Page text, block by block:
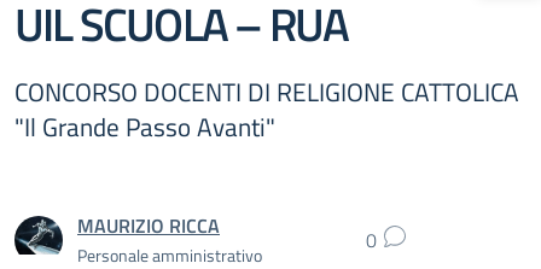
UIL SCUOLA – RUA
CONCORSO DOCENTI DI RELIGIONE CATTOLICA
"Il Grande Passo Avanti"
MAURIZIO RICCA
Personale amministrativo 0